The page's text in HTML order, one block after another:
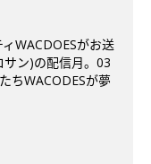
WACDOESがお送
サン)の配信月。03
ちWACODESが夢